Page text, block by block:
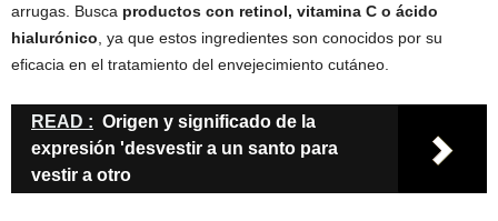
arrugas. Busca productos con retinol, vitamina C o ácido
hialurónico , ya que estos ingredientes son conocidos por su
eficacia en el tratamiento del envejecimiento cutáneo.
READ : Origen y significado de la
expresión 'desvestir a un santo para
vestir a otro